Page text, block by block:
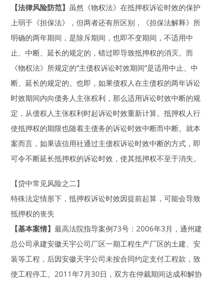
【法律风险防范】虽然《物权法》在抵押权诉讼时效的保护
上弱于《担保法》，但两者还有所区别，《担保法解释》所
明确的两年期间，是除斥期间，也即不变期间，不适用中
止、中断、延长的规定的，错过即导致抵押权的消灭。而
《物权法》所规定的“主债权诉讼时效期间”是适用中止、中
断、延长的规定的。也即，如果债权人在主债权的两年诉讼
时效期间内向债务人主张权利，那么适用诉讼时效中断的规
定，从债权人主张权利时起诉讼时效重新计算。抵押权人行
使抵押权的期限也随着主债务的诉讼时效中断而中断。就本
案而言，如果该信用社通过主债权诉讼时效中断的方式，即
可令不断延长抵押权的诉讼时效，使其抵押权不至于消失。
【贷中常见风险之二】
特殊法定情形下，抵押权诉讼时效因提前起算，可能会导致
抵押权的丧失
【基本案情】最高法院指导案例73号：2006年3月，通州建
总公司承建安徽天宇公司厂区一期工程生产厂区的土建、安
装等工程，后因安徽天宇公司未按合同约定支付工程款，致
使工程停工。2011年7月30日，双方在仲裁期间达成和解协